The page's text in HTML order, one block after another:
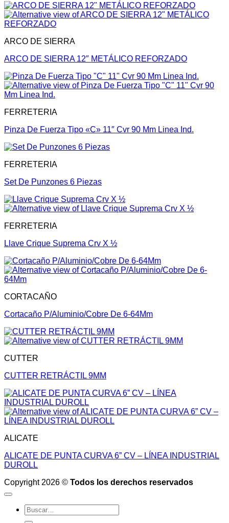
ARCO DE SIERRA
ARCO DE SIERRA 12″ METÁLICO REFORZADO
FERRETERIA
Pinza De Fuerza Tipo «C» 11″ Cvr 90 Mm Linea Ind.
FERRETERIA
Set De Punzones 6 Piezas
FERRETERIA
Llave Crique Suprema Crv X ½
CORTACAÑO
Cortacaño P/Aluminio/Cobre De 6-64Mm
CUTTER
CUTTER RETRÁCTIL 9MM
ALICATE
ALICATE DE PUNTA CURVA 6” CV – LÍNEA INDUSTRIAL
DUROLL
Copyright 2026 © Todos los derechos reservados
Buscar
por: